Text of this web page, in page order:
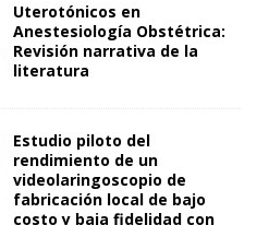
Uterotónicos en
Anestesiología Obstétrica:
Revisión narrativa de la
literatura
Estudio piloto del
rendimiento de un
videolaringoscopio de
fabricación local de bajo
costo y baja fidelidad con